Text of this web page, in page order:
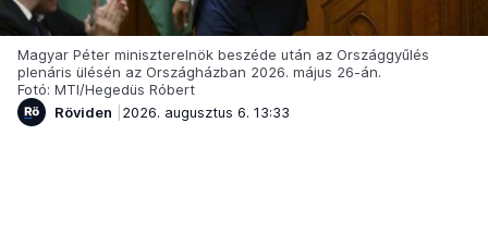
Magyar Péter miniszterelnök beszéde után az Országgyűlés
plenáris ülésén az Országházban 2026. május 26-án.
Fotó: MTI/Hegedüs Róbert
Röviden
2026. augusztus 6. 13:33